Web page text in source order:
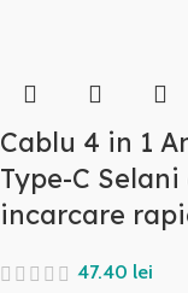
Cablu 4 in 1
Type-C
incarcare
lei